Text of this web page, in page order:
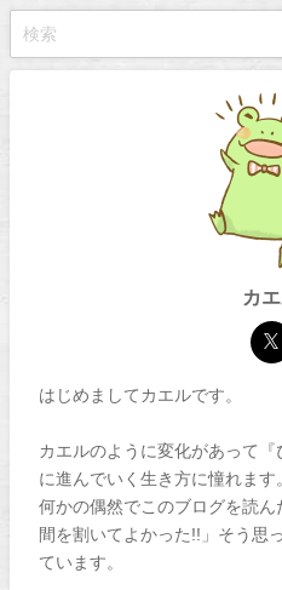
カ
はじめましてカエルです。
カエルのように変化があって
に進んでいく生き方に憧れます
何かの偶然でこのブログを読
間を割いてよかった!!」そう思
ています。